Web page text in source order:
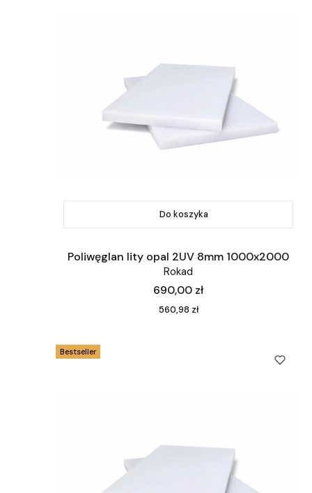
Do koszyka
Poliwęglan lity opal 2UV 8mm 1000x2000
Rokad
Cena
690,00 zł
Cena
560,98 zł
Bestseller